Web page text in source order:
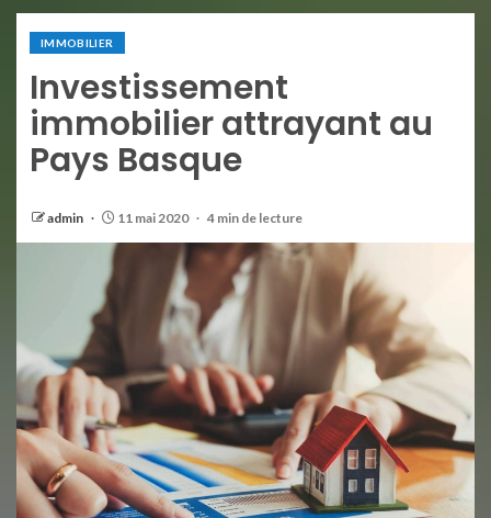
IMMOBILIER
Investissement
immobilier attrayant au
Pays Basque
admin 11 mai 2020 4 min de lecture